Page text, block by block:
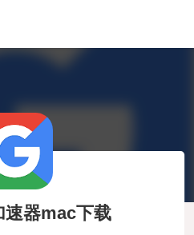
速器mac下载